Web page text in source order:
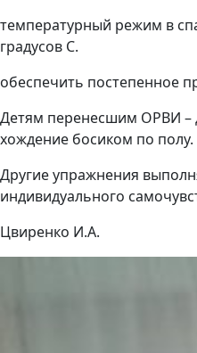
температурный режим в
градусов С.
обеспечить постепенное
Детям перенесшим ОРВИ –
хождение босиком по полу.
Другие упражнения
индивидуального
Цвиренко И.А.